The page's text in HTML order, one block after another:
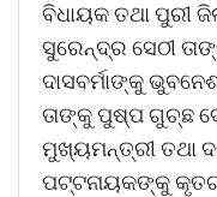
ବିଧାୟକ ତଥା ପୁରୀ
ସୁରେନ୍ଦ୍ର ସେଠୀ
ଦାସବର୍ମାଙ୍କୁ
ତାଙ୍କୁ ପୁଷ୍ପ ଗୁଚ୍ଛ
ମୁଖ୍ୟମନ୍ତ୍ରୀ ତଥା
ପଟ୍ଟନାୟକଙ୍କୁ